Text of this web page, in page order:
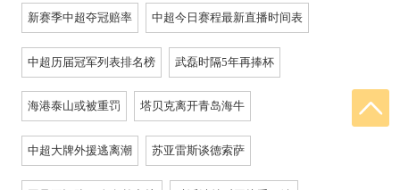
新赛季中超夺冠赔率 中超今日赛程最新直播时间表
中超历届冠军列表排名榜 武磊时隔5年再捧杯
海港泰山或被重罚 塔贝克离开青岛海牛
中超大牌外援逃离潮 苏亚雷斯谈德索萨